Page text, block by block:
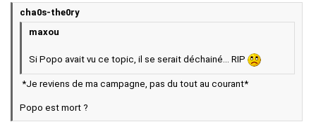
cha0s-the0ry
maxou
Si Popo avait vu ce topic, il se serait déchainé... RIP
*Je reviens de ma campagne, pas du tout au courant*
Popo est mort ?